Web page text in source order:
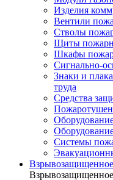
Изделия
Вентили
Стволы
Щиты
Шкафы
Сигнально-
Знаки и
труда
Средства
Системы